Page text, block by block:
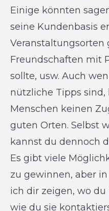
Einige könnten
seine Kundenbasis
Veranstaltungsorten
Freundschaften mit
sollte, usw. Auch
nützliche Tipps sind,
Menschen keinen
guten Orten. Selbst
kannst du dennoch
Es gibt viele
zu gewinnen, aber
ich dir zeigen, wo
wie du sie